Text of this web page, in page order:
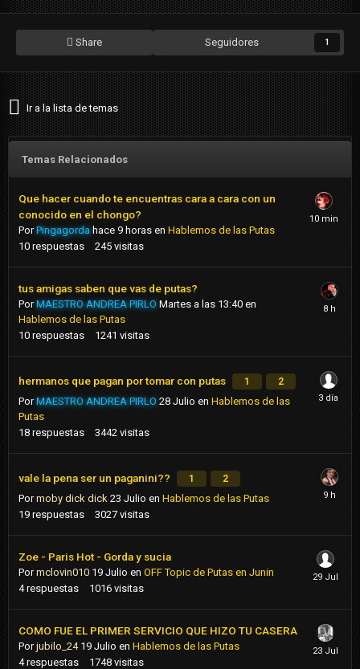
Share Seguidores 1
Ir a la lista de temas
Temas Relacionados
Que hacer cuando te encuentras cara a cara con un
conocido en el chongo?
PorPingagorda hace 9 horas en Hablemos de las Putas
10 respuestas 245 visitas
tus amigas saben que vas de putas?
PorMAESTRO ANDREA PIRLO Martes a las 13:40 en
Hablemos de las Putas
10 respuestas 1241 visitas
hermanos que pagan por tomar con putas 1 2
PorMAESTRO ANDREA PIRLO 28 Julio en Hablemos de las
Putas
18 respuestas 3442 visitas
vale la pena ser un paganini?? 1 2
Pormoby dick dick 23 Julio en Hablemos de las Putas
19 respuestas 3027 visitas
Zoe - Paris Hot - Gorda y sucia
Pormclovin010 19 Julio en OFF Topic de Putas en Junin
4 respuestas 1016 visitas
COMO FUE EL PRIMER SERVICIO QUE HIZO TU CASERA
Porjubilo_24 19 Julio en Hablemos de las Putas
4 respuestas 1748 visitas